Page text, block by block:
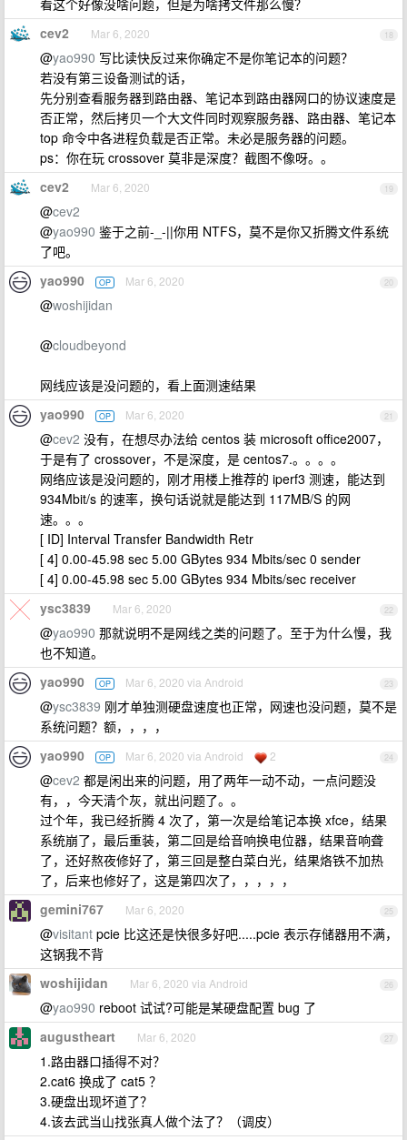
看这个好像没啥问题，但是为啥拷文件那么慢？
18
cev2 Mar 6, 2020
@yao990 写比读快反过来你确定不是你笔记本的问题？
若没有第三设备测试的话，
先分别查看服务器到路由器、笔记本到路由器网口的协议速度是
否正常，然后拷贝一个大文件同时观察服务器、路由器、笔记本
top 命令中各进程负载是否正常。未必是服务器的问题。
ps：你在玩 crossover 莫非是深度？截图不像呀。。
19
cev2 Mar 6, 2020
@cev2
@yao990 鉴于之前-_-||你用 NTFS，莫不是你又折腾文件系统
了吧。
20
yao990 OP Mar 6, 2020
@woshijidan
@cloudbeyond
网线应该是没问题的，看上面测速结果
21
yao990 OP Mar 6, 2020
@cev2 没有，在想尽办法给 centos 装 microsoft office2007，
于是有了 crossover，不是深度，是 centos7.。。。。
网络应该是没问题的，刚才用楼上推荐的 iperf3 测速，能达到
934Mbit/s 的速率，换句话说就是能达到 117MB/S 的网
速。。。
[ ID] Interval Transfer Bandwidth Retr
[ 4] 0.00-45.98 sec 5.00 GBytes 934 Mbits/sec 0 sender
[ 4] 0.00-45.98 sec 5.00 GBytes 934 Mbits/sec receiver
22
ysc3839 Mar 6, 2020
@yao990 那就说明不是网线之类的问题了。至于为什么慢，我
也不知道。
23
yao990 OP Mar 6, 2020 via Android
@ysc3839 刚才单独测硬盘速度也正常，网速也没问题，莫不是
系统问题？额，，，，
24
yao990 OP Mar 6, 2020 via Android 2
@cev2 都是闲出来的问题，用了两年一动不动，一点问题没
有，，今天清个灰，就出问题了。。
过个年，我已经折腾 4 次了，第一次是给笔记本换 xfce，结果
系统崩了，最后重装，第二回是给音响换电位器，结果音响聋
了，还好熬夜修好了，第三回是整白菜白光，结果烙铁不加热
了，后来也修好了，这是第四次了，，，，，
25
gemini767 Mar 6, 2020
@visitant pcie 比这还是快很多好吧.....pcie 表示存储器用不满，
这锅我不背
26
woshijidan Mar 6, 2020 via Android
@yao990 reboot 试试?可能是某硬盘配置 bug 了
27
augustheart Mar 6, 2020
1.路由器口插得不对？
2.cat6 换成了 cat5 ？
3.硬盘出现坏道了？
4.该去武当山找张真人做个法了？（调皮）